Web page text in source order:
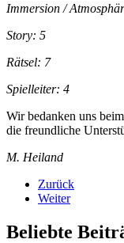
Immersion /
Story: 5
Rätsel: 7
Spielleiter: 4
Wir bedanken uns
die freundliche
M. Heiland
Zurück
Weiter
Beliebte